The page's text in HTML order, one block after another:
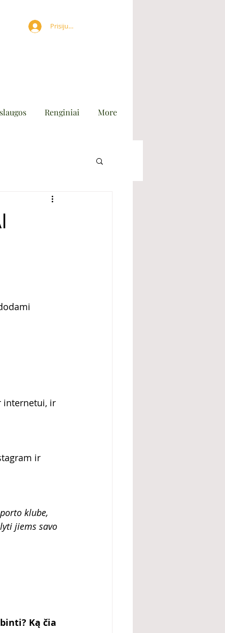
Prisijungti
Renginiai More
internetui, ir
ir
klube,
jiems savo
Ką čia